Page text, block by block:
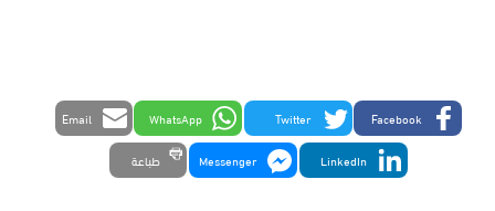
Facebook
Twitter
WhatsApp
Email
LinkedIn
Messenger طباعة